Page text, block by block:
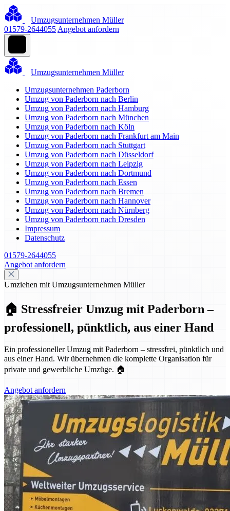
Umzugsunternehmen Müller
01579-2644055 Angebot anfordern
Umzugsunternehmen Müller
Umzugsunternehmen Paderborn
Umzug von Paderborn nach Berlin
Umzug von Paderborn nach Hamburg
Umzug von Paderborn nach München
Umzug von Paderborn nach Köln
Umzug von Paderborn nach Frankfurt am Main
Umzug von Paderborn nach Stuttgart
Umzug von Paderborn nach Düsseldorf
Umzug von Paderborn nach Leipzig
Umzug von Paderborn nach Dortmund
Umzug von Paderborn nach Essen
Umzug von Paderborn nach Bremen
Umzug von Paderborn nach Hannover
Umzug von Paderborn nach Nürnberg
Umzug von Paderborn nach Dresden
Impressum
Datenschutz
01579-2644055
Angebot anfordern
Umziehen mit Umzugsunternehmen Müller
🏠 Stressfreier Umzug mit Paderborn –
professionell, pünktlich, aus einer Hand
Ein professioneller Umzug mit Paderborn – stressfrei, pünktlich und
aus einer Hand. Wir übernehmen die komplette Organisation für
private und gewerbliche Umzüge. 🏠
Angebot anfordern